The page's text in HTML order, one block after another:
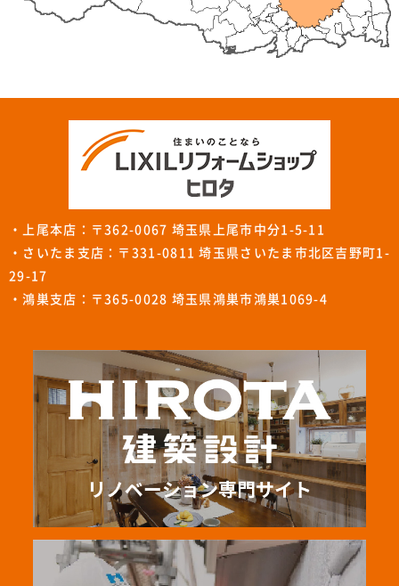
・上尾本店：〒362-0067 埼玉県上尾市中分1-5-11
・さいたま支店：〒331-0811 埼玉県さいたま市北区吉野町1-
29-17
・鴻巣支店：〒365-0028 埼玉県鴻巣市鴻巣1069-4